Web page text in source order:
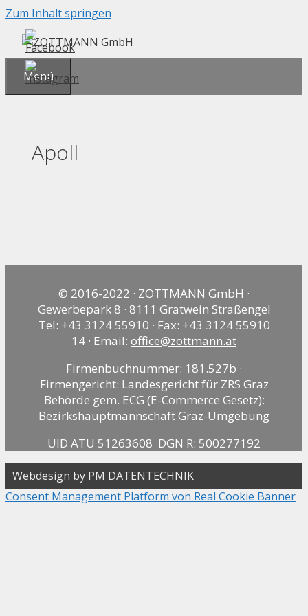
Zum Inhalt springen
Menü
Apoll
© 2016-2022 · ZOTTMANN GmbH ·
Gewerbepark 8 · 8111 Gratwein Straßengel
Tel: +43 3124 55910 · Fax: +43 3124 55910
14 · Email: office@zottmann.at
Firmenbuchnummer: 181.527b ·
Firmengericht: Landesgericht für ZRS Graz
Behörde gem. ECG (E-Commerce Gesetz):
Bezirkshauptmannschaft Graz-Umgebung
UID ATU 51263608 DGN R: 500277192
Webdesign by PM DATENTECHNIK
Consent Management Platform von Real Cookie Banner